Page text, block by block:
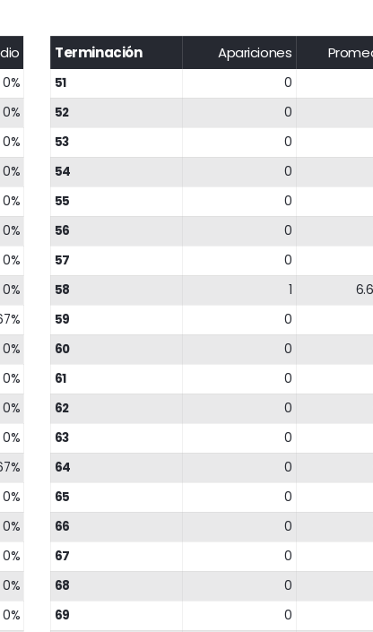
0%
0%
0%
0%
0%
0%
0%
0%
0%
0%
0%
0%
0%
0%
0%
0%
0%
Terminación Apariciones
51 0
52
0
53
0
54
0
55
0
56
0
57
0
58
1
59
0
60
0
61
0
62
0
63
0
64
0
65
0
66
0
67
0
68
0
69
0